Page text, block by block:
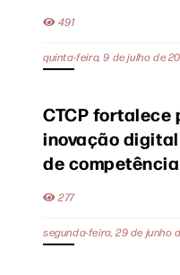
491
quinta-feira, 9 de julho de
CTCP fortalece
inovação
de
277
segunda-feira, 29 de junho